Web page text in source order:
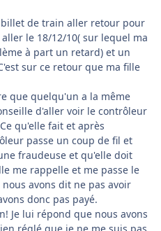
billet de train aller retour pour
le 18/12/10( sur lequel ma
à part un retard) et un
sur ce retour que ma fille
que quelqu'un a la même
d'aller voir le contrôleur
qu'elle fait et après
passe un coup de fil et
fraudeuse et qu'elle doit
me rappelle et me passe le
avons dit ne pas avoir
donc pas payé.
Je lui répond que nous avons